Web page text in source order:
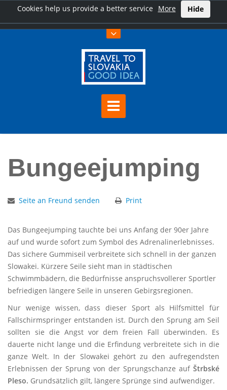
Cookies help us provide a better service More Hide
Bungeejumping
Bungeejumping
Seite an Freund senden Print
Das Bungeejumping tauchte bei uns Anfang der 90er Jahre
auf und wurde sofort zum Symbol des Adrenalinerlebnisses.
Das sichere Gummiseil verbreitete sich schnell in der ganzen
Slowakei. Kürzere Seile sieht man in städtischen
Schwimmbädern, die Bedürfnisse anspruchsvollerer Sportler
befriedigen längere Seile in unseren Gebirgsregionen.
Nur wenige wissen, dass dieser Sport als Hilfsmittel für
Fallschirmspringer entstanden ist. Durch den Sprung am Seil
sollten sie die Angst vor dem freien Fall überwinden. Es
dauerte nicht lange und die Erfindung verbreitete sich in die
ganze Welt. In der Slowakei gehört zu den aufregendsten
Erlebnissen der Sprung von der Sprungschanze auf Štrbské
Pleso. Grundsätzlich gilt, längere Sprünge sind aufwendiger.